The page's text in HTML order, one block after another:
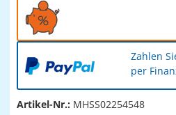
Zahlen
per
Artikel-Nr.: MHSS02254548